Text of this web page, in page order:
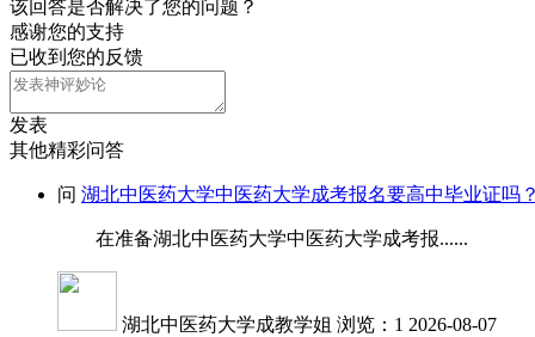
该回答是否解决了您的问题？
感谢您的支持
已收到您的反馈
发表
其他精彩问答
问 湖北中医药大学中医药大学成考报名要高中毕业证吗
在准备湖北中医药大学中医药大学成考报......
湖北中医药大学成教学姐 浏览：1 2026-08-07